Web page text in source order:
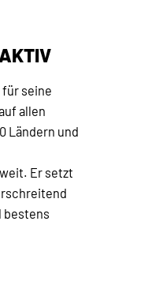
seine
allen
Ländern und
Er setzt
bestens